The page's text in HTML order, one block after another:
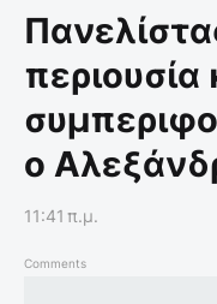
ο
11:41 π.μ.
Comments